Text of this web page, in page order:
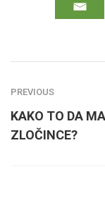
PREVIOUS
KAKO TO DA
ZLOČINCE?